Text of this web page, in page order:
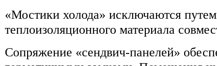
«Мостики холода» исключаются
теплоизоляционного материала
Сопряжение «сендвич-панелей»